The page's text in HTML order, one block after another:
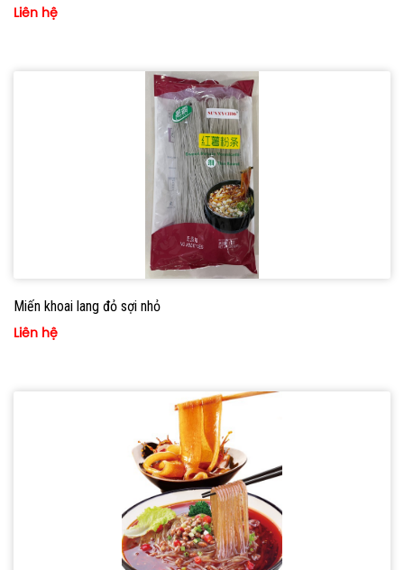
Liên hệ
Miến khoai lang đỏ sợi nhỏ
Liên hệ